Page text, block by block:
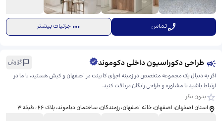
تماس جزئیات بیشتر
طراحی دکوراسیون داخلی دکوموند
گزارش
اگر به دنبال یک مجموعه متخصص در زمینه اجرای کابینت در اصفهان و کیش هستید، با ما در
ارتباط باشید تا مشاوره و طراحی رایگان دریافت کنید.
بدون نظر
استان اصفهان، اصفهان، خانه اصفهان، رزمندگان، ​ساختمان دیاموند، پلاک 26 ، طبقه 3